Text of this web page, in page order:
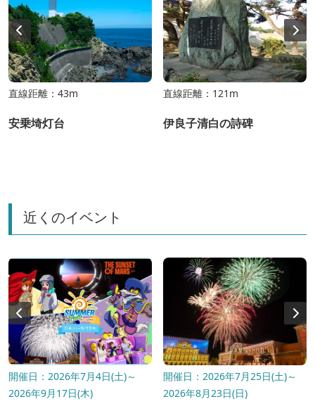
直線距離：43m
安乗埼灯台
直線距離：121m
伊良子清白の詩碑
近くのイベント
開催日：2026年7月4日(土)～
2026年9月17日(木)
開催日：2026年7月25日(土)～
2026年8月23日(日)